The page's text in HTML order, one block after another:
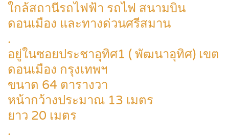
ใกล้สถานีรถไฟฟ้า รถไฟ สนามบิน
ดอนเมือง และทางด่วนศรีสมาน
.
อยู่ในซอยประชาอุทิศ1 ( พัฒนาอุทิศ) เขต
ดอนเมือง กรุงเทพฯ
ขนาด 64 ตารางวา
หน้ากว้างประมาณ 13 เมตร
ยาว 20 เมตร
.